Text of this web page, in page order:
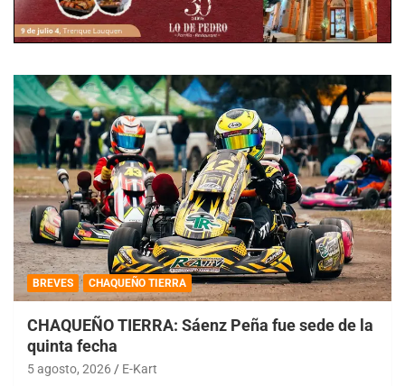
BREVES CHAQUEÑO TIERRA
CHAQUEÑO TIERRA: Sáenz Peña fue sede de la
quinta fecha
5 agosto, 2026 E-Kart